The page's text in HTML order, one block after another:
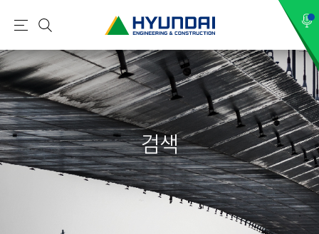
현
건
설
(
H
Y
U
N
메
뉴
검
색
검색